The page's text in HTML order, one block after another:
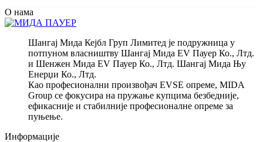
О нама
Шангај Мида Кејбл Груп Лимитед је подружница у
потпуном власништву Шангај Мида EV Пауер Ко., Лтд.
и Шенжен Мида EV Пауер Ко., Лтд. Шангај Мида Њу
Енерџи Ко., Лтд.
Као професионални произвођач EVSE опреме, MIDA
Group се фокусира на пружање купцима безбедније,
ефикасније и стабилније професионалне опреме за
пуњење.
Информације